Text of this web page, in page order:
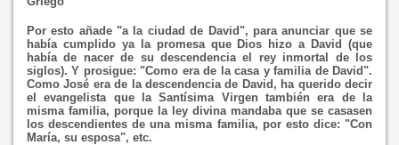
Por esto añade "a la ciudad de David", para anunciar que se
había cumplido ya la promesa que Dios hizo a David (que
había de nacer de su descendencia el rey inmortal de los
siglos). Y prosigue: "Como era de la casa y familia de David".
Como José era de la descendencia de David, ha querido decir
el evangelista que la Santísima Virgen también era de la
misma familia, porque la ley divina mandaba que se casasen
los descendientes de una misma familia, por esto dice: "Con
María, su esposa", etc.